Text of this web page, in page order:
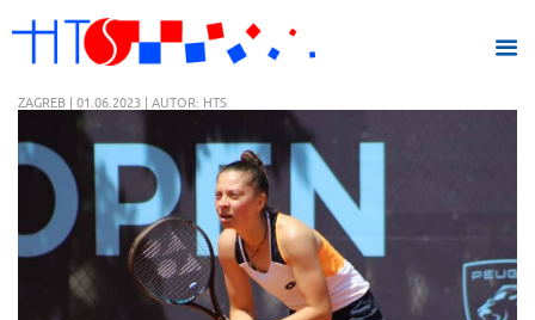
ZAGREB | 01.06.2023 | AUTOR: HTS